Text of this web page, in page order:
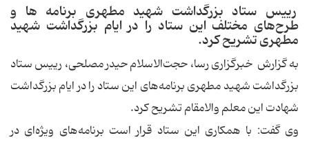
رییس ستاد بزرگداشت شهید مطهری برنامه ها و
طرح‌های مختلف این ستاد را در ایام بزرگداشت شهید
مطهری تشریح کرد.
به گزارش خبرگزاری رسا، حجت‌الاسلام حیدر مصلحی، رییس ستاد
بزرگداشت شهید مطهری برنامه‌های این ستاد را در ایام بزرگداشت
شهادت اين معلم والامقام تشریح کرد.
وی گفت: با همکاری این ستاد قرار است برنامه‌های ویژه‌ای در